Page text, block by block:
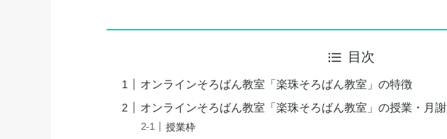
目次
オンラインそろばん教室「楽珠そろばん教室」の特徴
オンラインそろばん教室「楽珠そろばん教室」の授業・月謝
授業枠